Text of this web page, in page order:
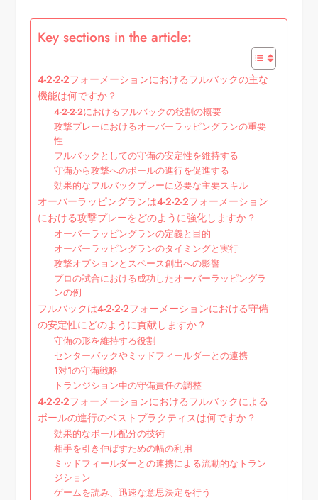
Key sections in the article:
4-2-2-2フォーメーションにおけるフルバックの主な
機能は何ですか？
4-2-2-2におけるフルバックの役割の概要
攻撃プレーにおけるオーバーラッピングランの重要
性
フルバックとしての守備の安定性を維持する
守備から攻撃へのボールの進行を促進する
効果的なフルバックプレーに必要な主要スキル
オーバーラッピングランは4-2-2-2フォーメーション
における攻撃プレーをどのように強化しますか？
オーバーラッピングランの定義と目的
オーバーラッピングランのタイミングと実行
攻撃オプションとスペース創出への影響
プロの試合における成功したオーバーラッピングラ
ンの例
フルバックは4-2-2-2フォーメーションにおける守備
の安定性にどのように貢献しますか？
守備の形を維持する役割
センターバックやミッドフィールダーとの連携
1対1の守備戦略
トランジション中の守備責任の調整
4-2-2-2フォーメーションにおけるフルバックによる
ボールの進行のベストプラクティスは何ですか？
効果的なボール配分の技術
相手を引き伸ばすための幅の利用
ミッドフィールダーとの連携による流動的なトラン
ジション
ゲームを読み、迅速な意思決定を行う